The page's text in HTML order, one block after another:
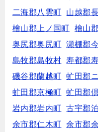
二海郡八雲町
山越郡
檜山郡上ノ国町
檜山
奥尻郡奥尻町
瀬棚郡
島牧郡島牧村
寿都郡
磯谷郡蘭越町
虻田郡
虻田郡京極町
虻田郡
岩内郡岩内町
古宇郡
余市郡仁木町
余市郡